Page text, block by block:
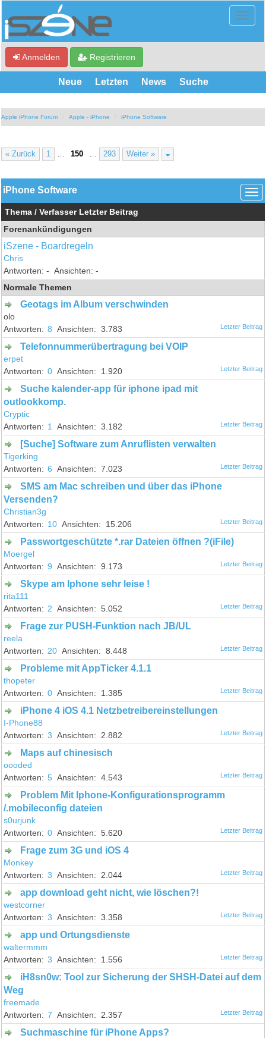
Anmelden Registrieren
Neue Letzten News Suche
Apple iPhone Forum Apple - iPhone iPhone Software
« Zurück 1 150 293 Weiter »
iPhone Software
Thema /Verfasser Letzter Beitrag
Forenankündigungen
iSzene - Boardregeln
Chris
-
-
Normale Themen
Geotags im Album verschwinden
olo
8
3.783
Telefonnummerübertragung bei VOIP
erpet
0
1.920
Suche kalender-app für iphone ipad mit
outlookkomp.
Cryptic
1
3.182
[Suche] Software zum Anruflisten verwalten
Tigerking
6
7.023
SMS am Mac schreiben und über das iPhone
Versenden?
Christian3g
10
15.206
Passwortgeschützte *.rar Dateien öffnen ?(iFile)
Moergel
9
9.173
Skype am Iphone sehr leise !
rita111
2
5.052
Frage zur PUSH-Funktion nach JB/UL
reela
20
8.448
Probleme mit AppTicker 4.1.1
thopeter
0
1.385
iPhone 4 iOS 4.1 Netzbetreibereinstellungen
I-Phone88
3
2.882
Maps auf chinesisch
oooded
5
4.543
Problem Mit Iphone-Konfigurationsprogramm
/.mobileconfig dateien
s0urjunk
0
5.620
Frage zum 3G und iOS 4
Monkey
3
2.044
app download geht nicht, wie löschen?!
westcorner
3
3.358
app und Ortungsdienste
waltermmm
3
1.556
iH8sn0w: Tool zur Sicherung der SHSH-Datei auf dem
Weg
freemade
7
2.357
Suchmaschine für iPhone Apps?